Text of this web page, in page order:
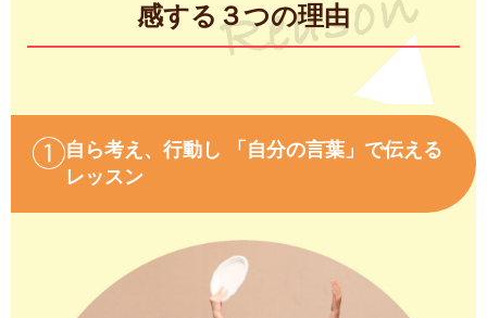
感する３つの理由
自ら考え、行動し 「自分の言葉」で伝える
レッスン